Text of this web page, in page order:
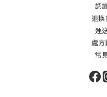
認
退換
運
處
常